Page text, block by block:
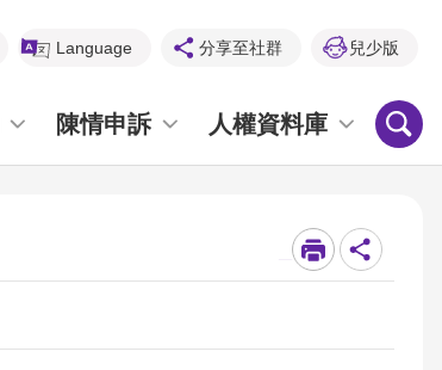
Language 分享至社群 兒少版
陳情申訴 人權資料庫